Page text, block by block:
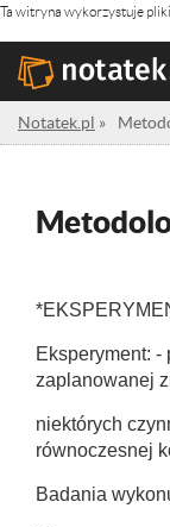
Ta witryna wykorzystuje
Notatek.pl »
Eksperyment:
zaplanowanej
niektórych
równoczesnej
Badania